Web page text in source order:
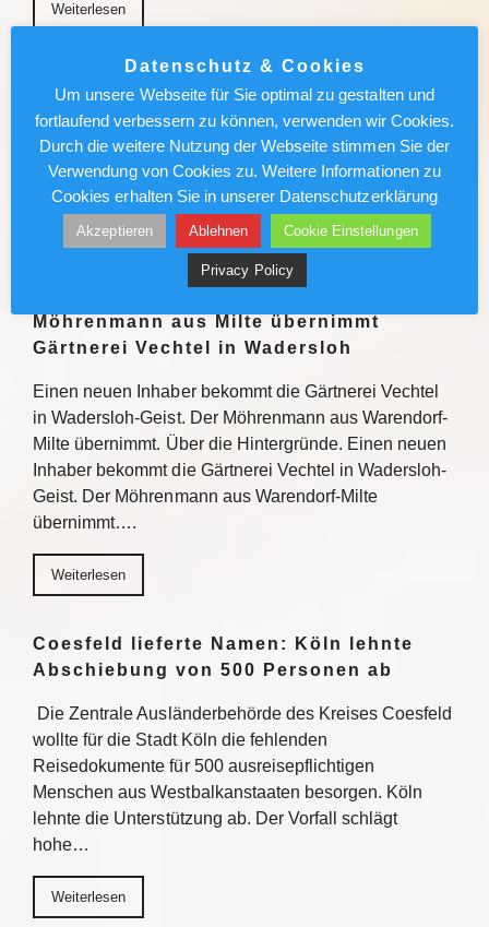
Weiterlesen
München News : Absolut sehenswert!
„Carmen“ im Deutschen Theater
Enrique Gasa Valga verbindet Bizet und Mérimée
überraschend und sinnlich zu temporeichem
Tanztheater Weiterlesen
Weiterlesen
Möhrenmann aus Milte übernimmt
Gärtnerei Vechtel in Wadersloh
Einen neuen Inhaber bekommt die Gärtnerei Vechtel
in Wadersloh-Geist. Der Möhrenmann aus Warendorf-
Milte übernimmt. Über die Hintergründe. Einen neuen
Inhaber bekommt die Gärtnerei Vechtel in Wadersloh-
Geist. Der Möhrenmann aus Warendorf-Milte
übernimmt….
Weiterlesen
Coesfeld lieferte Namen: Köln lehnte
Abschiebung von 500 Personen ab
Die Zentrale Ausländerbehörde des Kreises Coesfeld
wollte für die Stadt Köln die fehlenden
Reisedokumente für 500 ausreisepflichtigen
Menschen aus Westbalkanstaaten besorgen. Köln
lehnte die Unterstützung ab. Der Vorfall schlägt
hohe…
Weiterlesen
Datenschutz & Cookies
Um unsere Webseite für Sie optimal zu gestalten und
fortlaufend verbessern zu können, verwenden wir Cookies.
Durch die weitere Nutzung der Webseite stimmen Sie der
Verwendung von Cookies zu. Weitere Informationen zu
Cookies erhalten Sie in unserer Datenschutzerklärung
Akzeptieren Ablehnen Cookie Einstellungen
Privacy Policy